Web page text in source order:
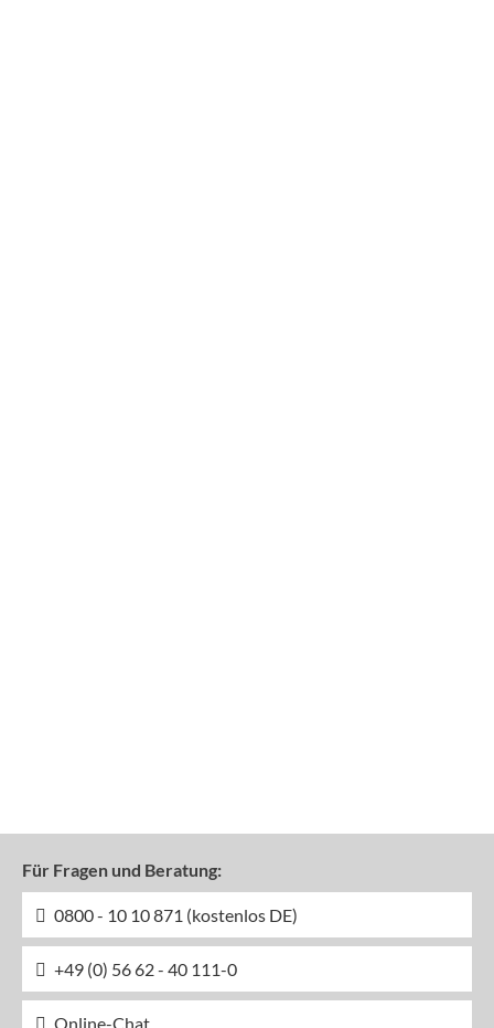
Für Fragen und Beratung:
0800 - 10 10 871 (kostenlos DE)
+49 (0) 56 62 - 40 111-0
Online-Chat